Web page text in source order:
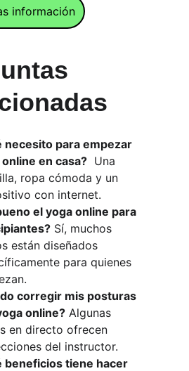
información
necesito para empezar
en casa?
  Una
ropa cómoda y un
con internet.
el yoga online para
Sí, muchos
están diseñados
para quienes
corregir mis posturas
online? Algunas
en directo ofrecen
del instructor.
beneficios tiene hacer